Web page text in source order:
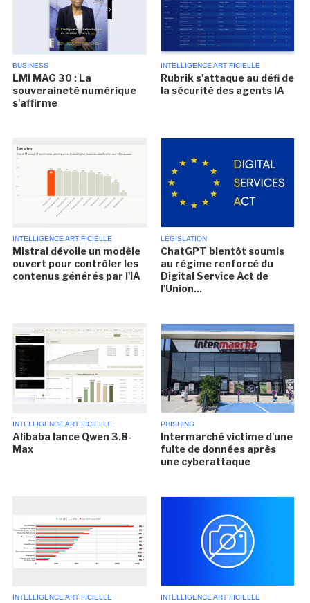
BUSINESS
LMI MAG 30 : La
souveraineté numérique
s'affirme
INTELLIGENCE ARTIFICIELLE
Rubrik s'attaque au défi de
la sécurité des agents IA
INTELLIGENCE ARTIFICIELLE
Mistral dévoile un modèle
ouvert pour contrôler les
contenus générés par l'IA
LÉGISLATION
ChatGPT bientôt soumis
au régime renforcé du
Digital Service Act de
l'Union...
INTELLIGENCE ARTIFICIELLE
Alibaba lance Qwen 3.8-
Max
PHISHING
Intermarché victime d'une
fuite de données après
une cyberattaque
INTELLIGENCE ARTIFICIELLE INTELLIGENCE ARTIFICIELLE